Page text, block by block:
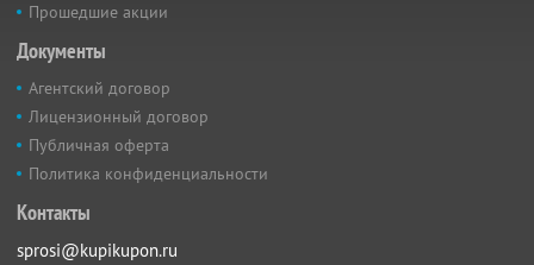
Прошедшие акции
Документы
Агентский договор
Лицензионный договор
Публичная оферта
Политика конфиденциальности
Контакты
sprosi@kupikupon.ru